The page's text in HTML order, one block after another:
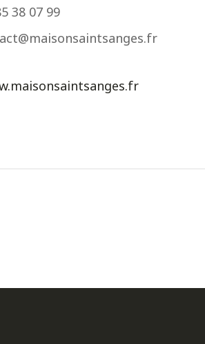
38 07 99